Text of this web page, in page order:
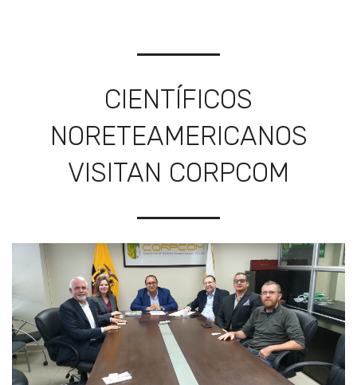
CIENTÍFICOS
NORETEAMERICANOS
VISITAN CORPCOM